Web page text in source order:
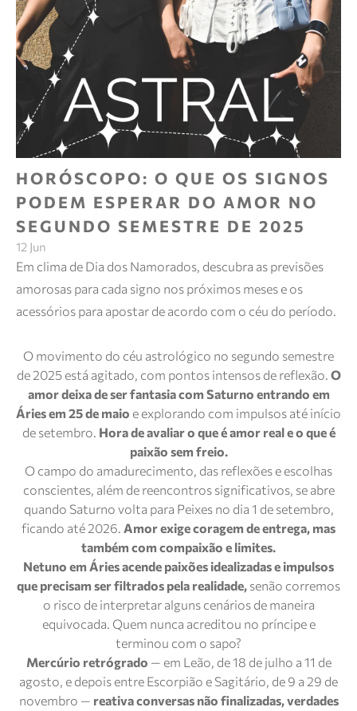
HORÓSCOPO: O QUE OS SIGNOS
PODEM ESPERAR DO AMOR NO
SEGUNDO SEMESTRE DE 2025
12 Jun
Em clima de Dia dos Namorados, descubra as previsões
amorosas para cada signo nos próximos meses e os
acessórios para apostar de acordo com o céu do período.
O movimento do céu astrológico no segundo semestre
de 2025 está agitado, com pontos intensos de reflexão. O
amor deixa de ser fantasia com Saturno entrando em
Áries em 25 de maio e explorando com impulsos até início
de setembro. Hora de avaliar o que é amor real e o que é
paixão sem freio.
O campo do amadurecimento, das reflexões e escolhas
conscientes, além de reencontros significativos, se abre
quando Saturno volta para Peixes no dia 1 de setembro,
ficando até 2026. Amor exige coragem de entrega, mas
também com compaixão e limites.
Netuno em Áries acende paixões idealizadas e impulsos
que precisam ser filtrados pela realidade, senão corremos
o risco de interpretar alguns cenários de maneira
equivocada. Quem nunca acreditou no príncipe e
terminou com o sapo?
Mercúrio retrógrado — em Leão, de 18 de julho a 11 de
agosto, e depois entre Escorpião e Sagitário, de 9 a 29 de
novembro — reativa conversas não finalizadas, verdades